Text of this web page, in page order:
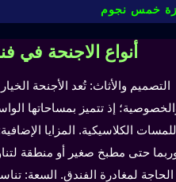
خمس نجوم
أنواع الاجنحة في
التصميم والأثاث: تُعد الأجنحة
إذ تتميز بمساحاتها
الكلاسيكية. المزايا
حتى مطبخ صغير أو منطقة
الحاجة لمغادرة الفندق. السعة: